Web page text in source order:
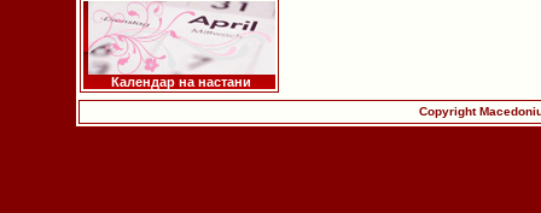
Календар на настани
Copyright